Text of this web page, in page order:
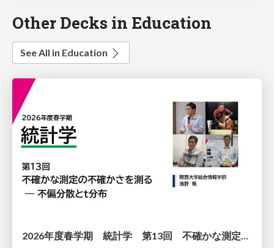
Other Decks in Education
See All in Education